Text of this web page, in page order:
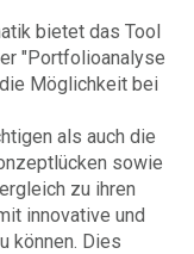
bietet das Tool
"Portfolioanalyse
Möglichkeit bei
als auch die
sowie
zu ihren
innovative und
können. Dies